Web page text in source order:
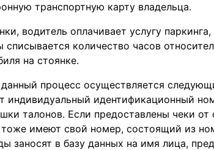
транспортную карту владельца.
водитель оплачивает услугу
количество часов
на стоянке.
процесс осуществляется
индивидуальный идентификационный
талонов. Если предоставлены чеки от
имеют свой номер, состоящий из
заносят в базу данных на имя лица,